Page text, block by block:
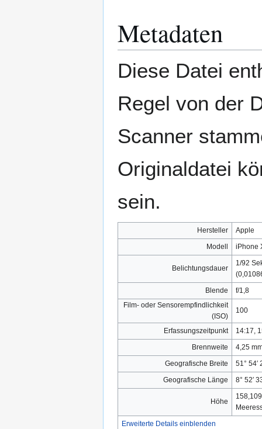
Metadaten
Diese Datei
Regel von der
Scanner
Originaldatei
sein.
Hersteller
Apple
Modell
iPhone
Belichtungsdauer
1/92
Blende
f/1,8
Film- oder Sensorempfindlichkeit
(ISO)
100
Erfassungszeitpunkt
14:17,
Brennweite
4,25
Geografische Breite
51° 54′
Geografische Länge
8° 52′
Höhe
Erweiterte Details einblenden